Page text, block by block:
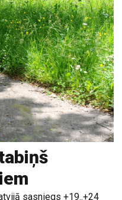
sasniegs +19..+24